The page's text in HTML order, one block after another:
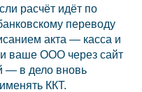
расчёт идёт по
переводу
акта — касса и
ваше ООО через сайт
— в дело вновь
ККТ.